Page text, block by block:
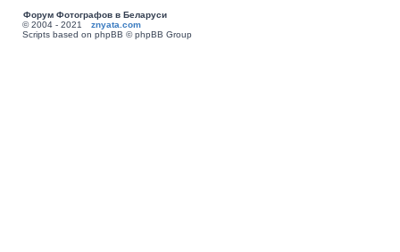
Форум Фотографов в Беларуси
© 2004 - 2021 znyata.com
Scripts based on phpBB © phpBB Group